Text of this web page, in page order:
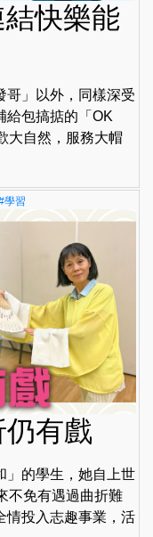
快樂能
哥」以外，同樣深受
給包搞掂的「OK
大自然，服務大帽
學習
有戲
」的學生，她自上世
不免有遇過曲折難
情投入志趣事業，活